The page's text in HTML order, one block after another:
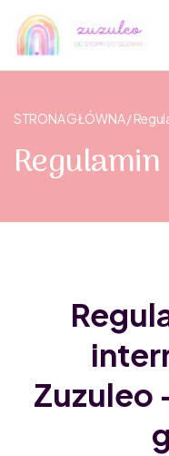
STRONA GŁÓWNA /
Regulamin
Zuzuleo